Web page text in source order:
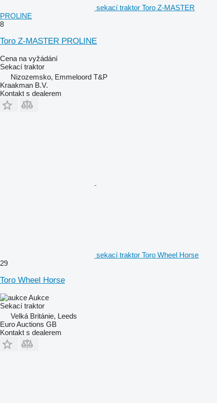
sekací traktor Toro Z-MASTER
PROLINE
8
Toro Z-MASTER PROLINE
Cena na vyžádání
Sekací traktor
Nizozemsko, Emmeloord T&P
Kraakman B.V.
Kontakt s dealerem
sekací traktor Toro Wheel Horse
29
Toro Wheel Horse
Aukce
Sekací traktor
Velká Británie, Leeds
Euro Auctions GB
Kontakt s dealerem